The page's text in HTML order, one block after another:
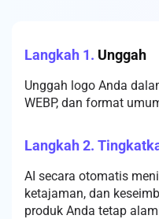
Langkah 1. Unggah
Unggah logo Anda
WEBP, dan format
Langkah 2.
AI secara otomatis
ketajaman, dan
produk Anda tetap